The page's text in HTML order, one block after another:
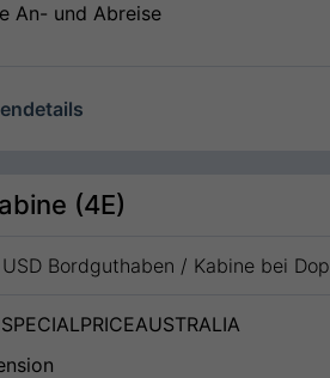
An- und Abreise
(4E)
Bordguthaben / Kabine bei